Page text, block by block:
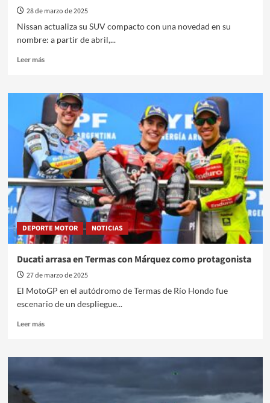
28 de marzo de 2025
Nissan actualiza su SUV compacto con una novedad en su
nombre: a partir de abril,...
Leer másLeer
Llega
Nissan
Kicks
Play,
tecnología
y
seguridad
con
nueva
identidad
DEPORTE MOTOR NOTICIAS
Ducati arrasa en Termas con Márquez como protagonista
27 de marzo de 2025
El MotoGP en el autódromo de Termas de Río Hondo fue
escenario de un despliegue...
Leer másLeer
Ducati